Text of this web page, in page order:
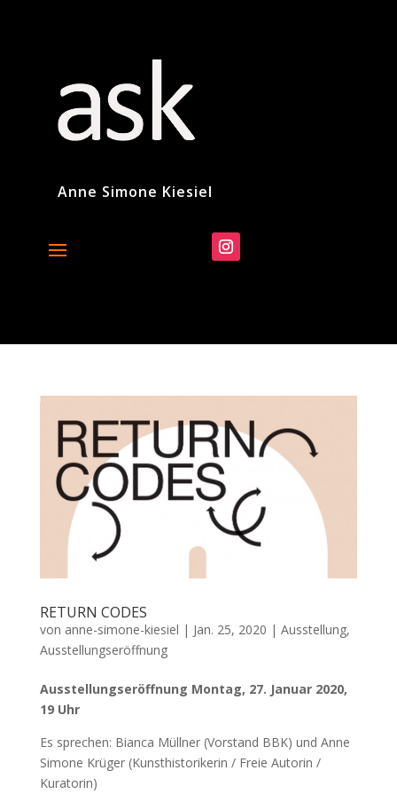
Anne Simone Kiesiel
RETURN CODES
von anne-simone-kiesiel | Jan. 25, 2020 | Ausstellung,
Ausstellungseröffnung
Ausstellungseröffnung Montag, 27. Januar 2020,
19 Uhr
Es sprechen: Bianca Müllner (Vorstand BBK) und Anne
Simone Krüger (Kunsthistorikerin / Freie Autorin /
Kuratorin)